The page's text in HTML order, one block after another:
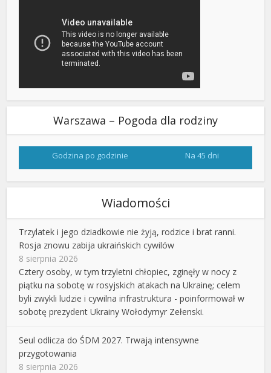
Warszawa – Pogoda dla rodziny
Godzina po godzinie Na 45 dni
Wiadomości
Trzylatek i jego dziadkowie nie żyją, rodzice i brat ranni.
Rosja znowu zabija ukraińskich cywilów
8 sierpnia 2026
Cztery osoby, w tym trzyletni chłopiec, zginęły w nocy z
piątku na sobotę w rosyjskich atakach na Ukrainę; celem
byli zwykli ludzie i cywilna infrastruktura - poinformował w
sobotę prezydent Ukrainy Wołodymyr Zełenski.
Seul odlicza do ŚDM 2027. Trwają intensywne
przygotowania
8 sierpnia 2026